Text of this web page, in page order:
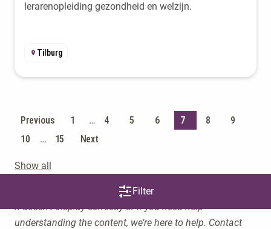
lerarenopleiding gezondheid en welzijn.
Tilburg
Previous 1 … 4 5 6 7 8
9
10
… 15 Next
Show all
Filter
On this page you can use our study programme finder. If
it doesn’t display correctly or if you need help
understanding the content, we’re here to help. Contact